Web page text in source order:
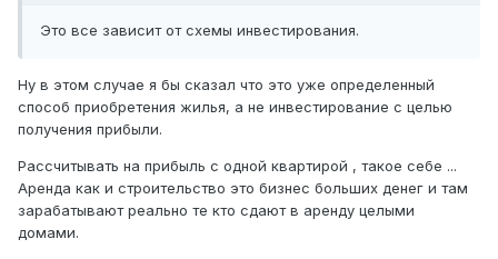
Это все зависит от схемы инвестирования.
Ну в этом случае я бы сказал что это уже определенный
способ приобретения жилья, а не инвестирование с целью
получения прибыли.
Рассчитывать на прибыль с одной квартирой , такое себе ...
Аренда как и строительство это бизнес больших денег и там
зарабатывают реально те кто сдают в аренду целыми
домами.